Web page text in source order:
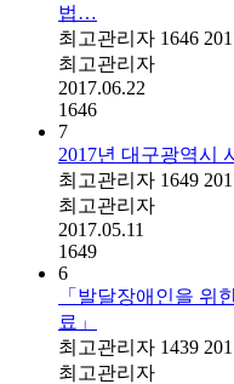
법…
최고관리자 1646
최고관리자
2017.06.22
1646
7
2017년 대구광역시
최고관리자 1649
최고관리자
2017.05.11
1649
6
「발달장애인을 위
료」
최고관리자 1439
최고관리자